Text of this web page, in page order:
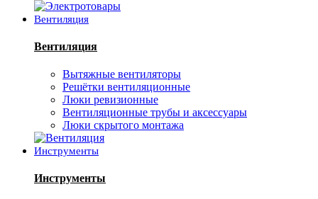
Вентиляция
Вентиляция
Вытяжные вентиляторы
Решётки вентиляционные
Люки ревизионные
Вентиляционные трубы и аксессуары
Люки скрытого монтажа
Инструменты
Инструменты